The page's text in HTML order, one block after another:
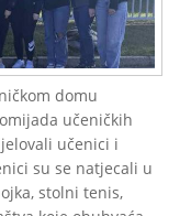
domu
učeničkih
učenici i
su se natjecali u
stolni tenis,